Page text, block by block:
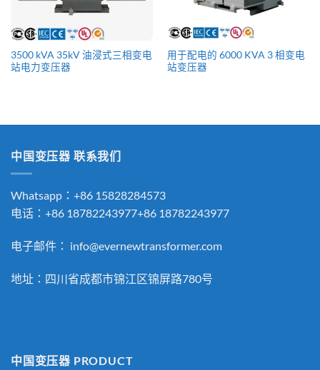
3500 kVA 35kV 油浸式三相变电
站电力变压器
用于配电的 6000 KVA 3 相变电
站变压器
中国变压器 联系我们
Whatsapp：+86 15828284573
电话：+86 18782243977+86 18782243977
电子邮件： info@evernewtransformer.com
地址：四川省成都市锦江区锦屏路780号
中国变压器 PRODUCT